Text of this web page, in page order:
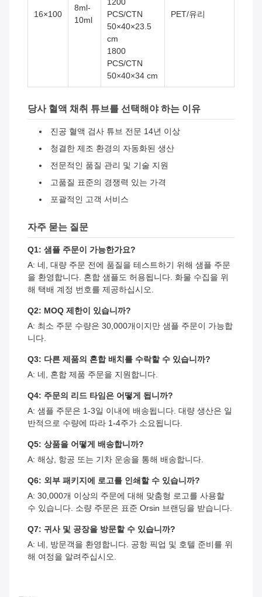
16×100
8ml-
10ml
1200
PCS/CTN
50×40×23.5
cm
1800
PCS/CTN
50×40×34 cm
PET/유리
당사 혈액 채취 튜브를 선택해야 하는 이유
진공 혈액 검사 튜브 전문 14년 이상
청결한 제조 환경의 자동화된 생산
전문적인 품질 관리 및 기술 지원
고품질 표준의 경쟁력 있는 가격
포괄적인 고객 서비스
자주 묻는 질문
Q1: 샘플 주문이 가능한가요?
A: 네, 대량 주문 전에 품질을 테스트하기 위해 샘플 주문
을 환영합니다. 혼합 샘플도 허용됩니다. 화물 수집을 위
해 택배 계정 번호를 제공하십시오.
Q2: MOQ 제한이 있습니까?
A: 최소 주문 수량은 30,000개이지만 샘플 주문이 가능합
니다.
Q3: 다른 제품의 혼합 배치를 수락할 수 있습니까?
A: 네, 혼합 제품 주문을 지원합니다.
Q4: 주문의 리드 타임은 어떻게 됩니까?
A: 샘플 주문은 1-3일 이내에 배송됩니다. 대량 생산은 일
반적으로 수량에 따라 1-4주가 소요됩니다.
Q5: 상품을 어떻게 배송합니까?
A: 해상, 항공 또는 기차 운송을 통해 배송합니다.
Q6: 외부 패키지에 로고를 인쇄할 수 있습니까?
A: 30,000개 이상의 주문에 대해 맞춤형 로고를 사용할
수 있습니다. 소량 주문은 표준 Orsin 브랜딩을 받습니다.
Q7: 귀사 및 공장을 방문할 수 있습니까?
A: 네, 방문객을 환영합니다. 공항 픽업 및 호텔 준비를 위
해 여정을 알려주십시오.